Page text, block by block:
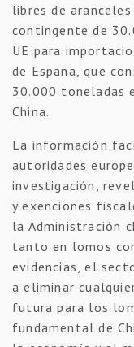
libres de
contingente de
UE para
de España, que
30.000 toneladas
China.
La información
autoridades
investigación,
y exenciones
la Administración
tanto en lomos
evidencias, el
a eliminar
futura para los
fundamental de